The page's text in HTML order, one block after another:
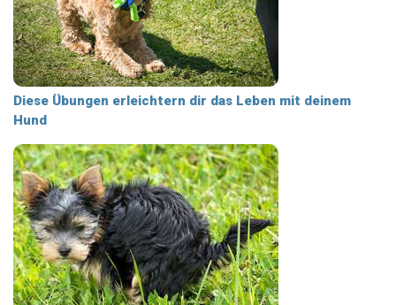
Diese Übungen erleichtern dir das Leben mit deinem
Hund